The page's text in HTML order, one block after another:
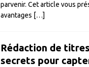
parvenir. Cet article vous
avantages […]
Rédaction de
secrets pour